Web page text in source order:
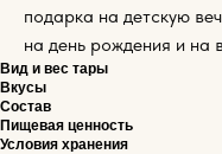
подарка на детскую
на день рождения и на
Вид и вес тары
Вкусы
Состав
Пищевая ценность
Условия хранения